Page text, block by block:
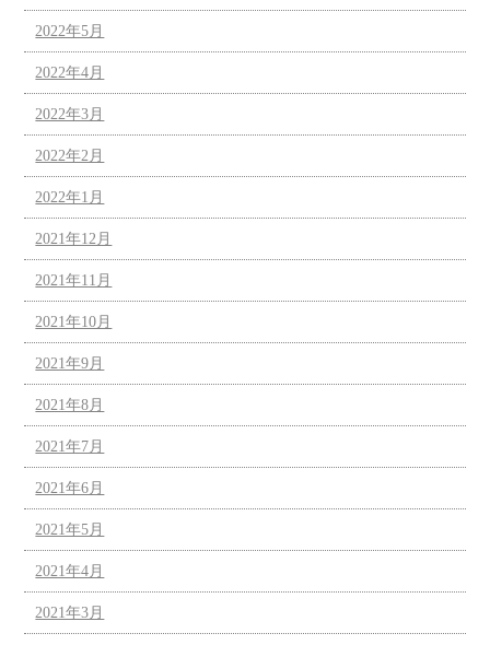
2022年5月
2022年4月
2022年3月
2022年2月
2022年1月
2021年12月
2021年11月
2021年10月
2021年9月
2021年8月
2021年7月
2021年6月
2021年5月
2021年4月
2021年3月